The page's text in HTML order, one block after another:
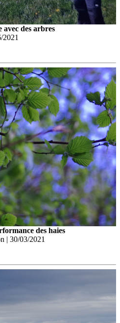
avec des arbres
2021
des haies
| 30/03/2021